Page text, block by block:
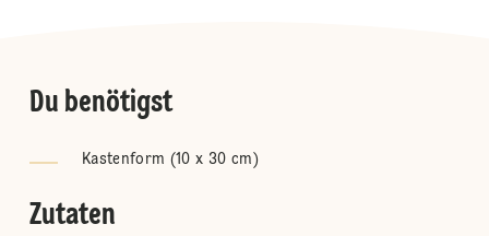
Du benötigst
Kastenform (10 x 30 cm)
Zutaten